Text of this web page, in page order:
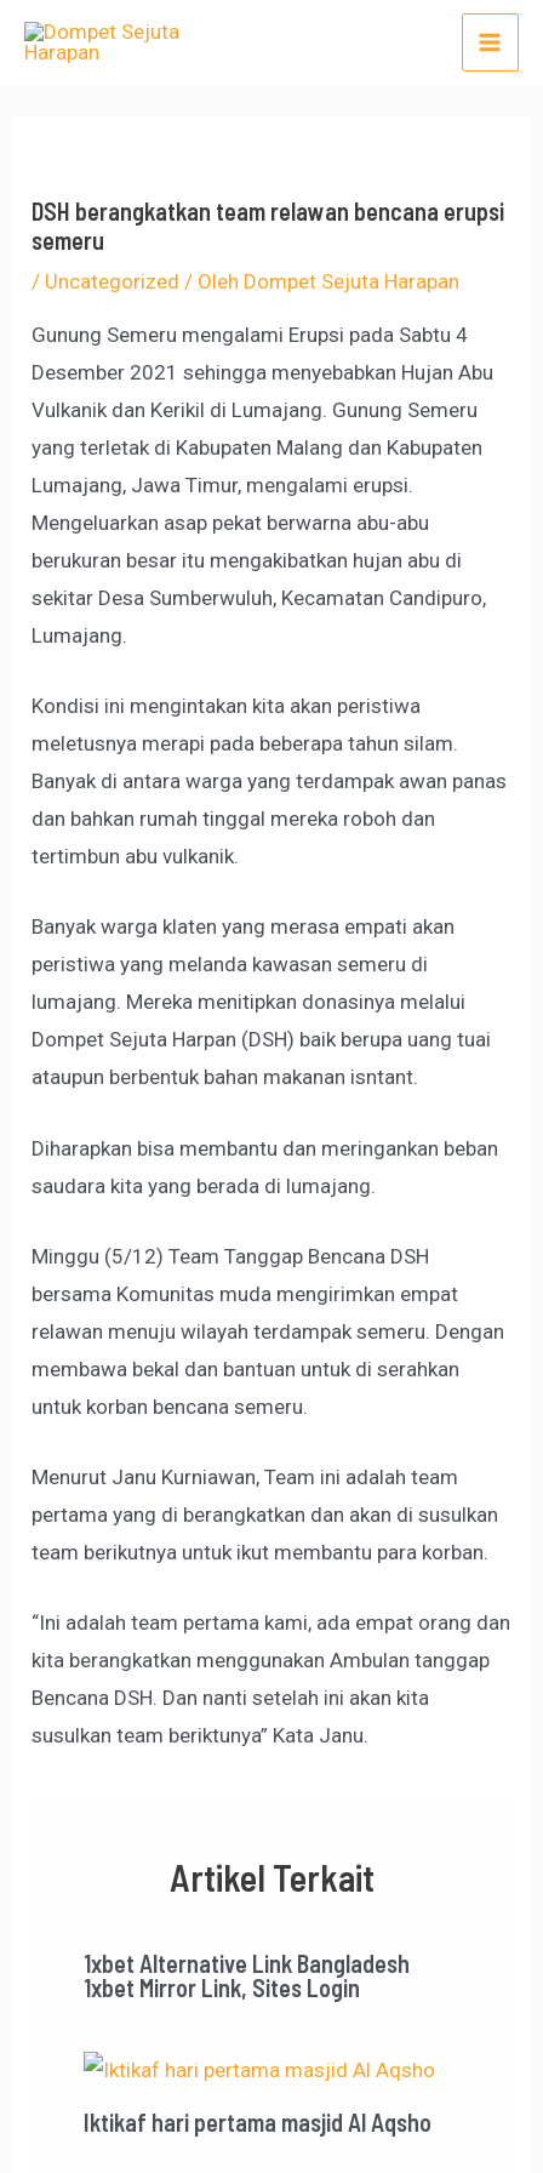
Lewati
Main
DSH berangkatkan team relawan bencana erupsi
semeru
/ Uncategorized / Oleh Dompet Sejuta Harapan
Gunung Semeru mengalami Erupsi pada Sabtu 4
Desember 2021 sehingga menyebabkan Hujan Abu
Vulkanik dan Kerikil di Lumajang. Gunung Semeru
yang terletak di Kabupaten Malang dan Kabupaten
Lumajang, Jawa Timur, mengalami erupsi.
Mengeluarkan asap pekat berwarna abu-abu
berukuran besar itu mengakibatkan hujan abu di
sekitar Desa Sumberwuluh, Kecamatan Candipuro,
Lumajang.
Kondisi ini mengintakan kita akan peristiwa
meletusnya merapi pada beberapa tahun silam.
Banyak di antara warga yang terdampak awan panas
dan bahkan rumah tinggal mereka roboh dan
tertimbun abu vulkanik.
Banyak warga klaten yang merasa empati akan
peristiwa yang melanda kawasan semeru di
lumajang. Mereka menitipkan donasinya melalui
Dompet Sejuta Harpan (DSH) baik berupa uang tuai
ataupun berbentuk bahan makanan isntant.
Diharapkan bisa membantu dan meringankan beban
saudara kita yang berada di lumajang.
Minggu (5/12) Team Tanggap Bencana DSH
bersama Komunitas muda mengirimkan empat
relawan menuju wilayah terdampak semeru. Dengan
membawa bekal dan bantuan untuk di serahkan
untuk korban bencana semeru.
Menurut Janu Kurniawan, Team ini adalah team
pertama yang di berangkatkan dan akan di susulkan
team berikutnya untuk ikut membantu para korban.
“Ini adalah team pertama kami, ada empat orang dan
kita berangkatkan menggunakan Ambulan tanggap
Bencana DSH. Dan nanti setelah ini akan kita
susulkan team beriktunya” Kata Janu.
Artikel Terkait
1xbet Alternative Link Bangladesh
1xbet Mirror Link, Sites Login
Iktikaf hari pertama masjid Al Aqsho
Post
navigation